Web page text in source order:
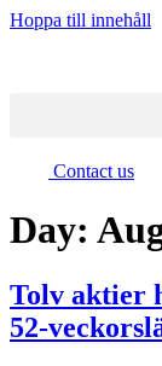
Hoppa till innehåll
Contact us
Day:
Tolv aktier
52-